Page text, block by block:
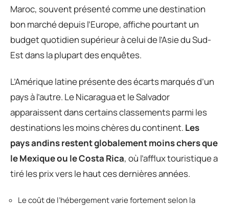
Maroc, souvent présenté comme une destination
bon marché depuis l’Europe, affiche pourtant un
budget quotidien supérieur à celui de l’Asie du Sud-
Est dans la plupart des enquêtes.
L’Amérique latine présente des écarts marqués d’un
pays à l’autre. Le Nicaragua et le Salvador
apparaissent dans certains classements parmi les
destinations les moins chères du continent. Les
pays andins restent globalement moins chers que
le Mexique ou le Costa Rica, où l’afflux touristique a
tiré les prix vers le haut ces dernières années.
Le coût de l’hébergement varie fortement selon la